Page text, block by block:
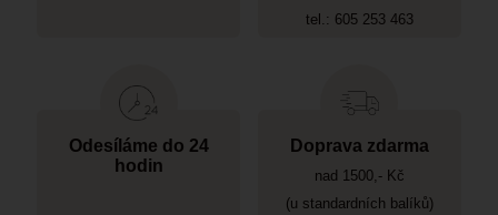
tel.: 605 253 463
Odesíláme do 24
hodin
Doprava zdarma
nad 1500,- Kč
(u standardních balíků)